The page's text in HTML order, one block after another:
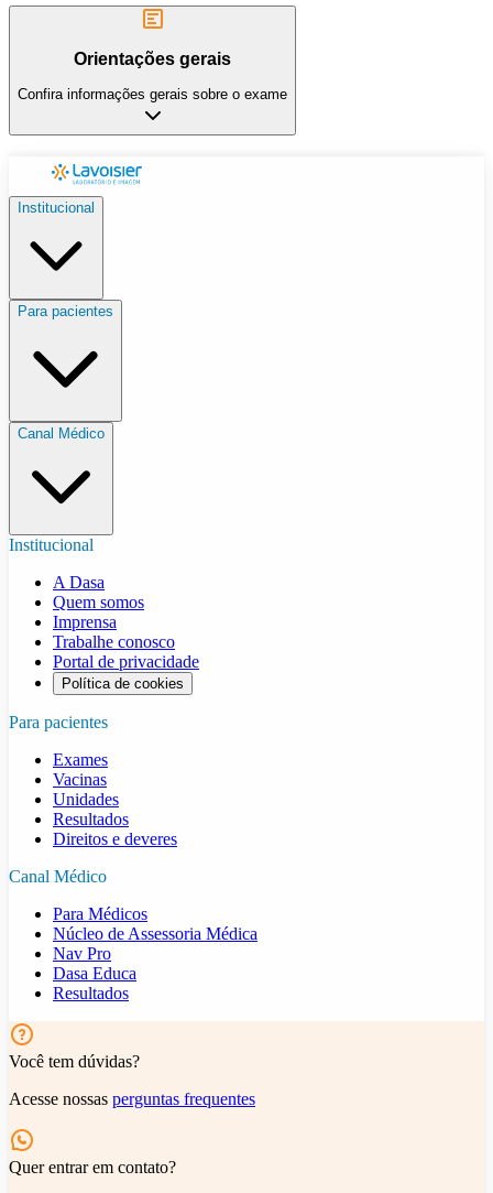
Orientações gerais
Confira informações gerais sobre o exame
Institucional
Para pacientes
Canal Médico
Institucional
A Dasa
Quem somos
Imprensa
Trabalhe conosco
Portal de privacidade
Política de cookies
Para pacientes
Exames
Vacinas
Unidades
Resultados
Direitos e deveres
Canal Médico
Para Médicos
Núcleo de Assessoria Médica
Nav Pro
Dasa Educa
Resultados
Você tem dúvidas?
Acesse nossas perguntas frequentes
Quer entrar em contato?